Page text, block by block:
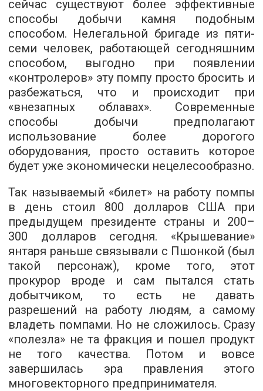
сейчас существуют более эффективные
способы добычи камня подобным
способом. Нелегальной бригаде из пяти-
семи человек, работающей сегодняшним
способом, выгодно при появлении
«контролеров» эту помпу просто бросить и
разбежаться, что и происходит при
«внезапных облавах». Современные
способы добычи предполагают
использование более дорогого
оборудования, просто оставить которое
будет уже экономически нецелесообразно.
Так называемый «билет» на работу помпы
в день стоил 800 долларов США при
предыдущем президенте страны и 200–
300 долларов сегодня. «Крышевание»
янтаря раньше связывали с Пшонкой (был
такой персонаж), кроме того, этот
прокурор вроде и сам пытался стать
добытчиком, то есть не давать
разрешений на работу людям, а самому
владеть помпами. Но не сложилось. Сразу
«полезла» не та фракция и пошел продукт
не того качества. Потом и вовсе
завершилась эра правления этого
многовекторного предпринимателя.